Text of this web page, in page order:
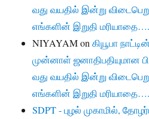
வது வயதில் இன்று
எங்களின் இறுதி மரியாதை….
NIYAYAMonகியூபா
முன்னாள் ஜனாதிபதியுமான
வது வயதில் இன்று
எங்களின் இறுதி மரியாதை….
SDPT - புழல் முகாமில்,